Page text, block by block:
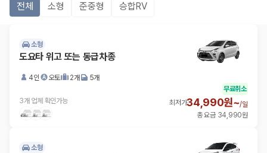
전체 소형 준중형 승합RV
소형
도요타 위고 또는 동급차종
4인 오토 2개 5개
3개 업체 확인가능
무료취소
최저가34,990원~/일
총 요금 34,990원
소형